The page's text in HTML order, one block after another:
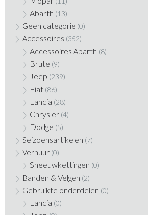
Abarth (13)
Geen categorie (0)
Accessoires (352)
Accessoires Abarth (8)
Brute (9)
Jeep (239)
Fiat (86)
Lancia (28)
Chrysler (4)
Dodge (5)
Seizoensartikelen (7)
Verhuur (0)
Sneeuwkettingen (0)
Banden & Velgen (2)
Gebruikte onderdelen (0)
Lancia (0)